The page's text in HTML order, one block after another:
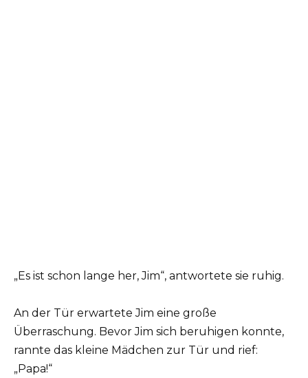
„Es ist schon lange her, Jim“, antwortete sie ruhig.
An der Tür erwartete Jim eine große
Überraschung. Bevor Jim sich beruhigen konnte,
rannte das kleine Mädchen zur Tür und rief:
„Papa!“